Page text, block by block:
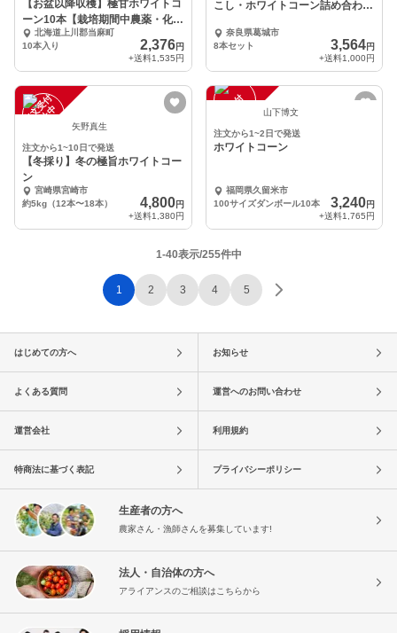
【お盆以降収穫】極甘ホワイトコ
ーン10本【栽培期間中農薬・化学
肥料不使用】
北海道上川郡当麻町
10本入り
2,376円
+送料1,535円
こし・ホワイトコーン詰め合わせ
奈良県葛城市
8本セット
3,564円
+送料1,000円
注
文
受
付
停
止
中 矢野真生
注文から1~10日で発送
【冬採り】冬の極旨ホワイトコー
ン
宮崎県宮崎市
約5kg（12本〜18本）
4,800円
+送料1,380円
注
文
受
付
停
止 山下博文
注文から1~2日で発送
ホワイトコーン
福岡県久留米市
100サイズダンボール10本
3,240円
+送料1,765円
1-40表示/255件中
1 2 3 4 5
はじめての方へ お知らせ
よくある質問 運営へのお問い合わせ
運営会社 利用規約
特商法に基づく表記 プライバシーポリシー
生産者の方へ
農家さん・漁師さんを募集しています!
法人・自治体の方へ
アライアンスのご相談はこちらから